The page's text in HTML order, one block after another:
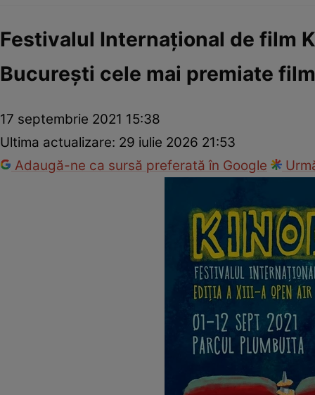
Festivalul Internaţional de film
Bucureşti cele mai premiate
17 septembrie 2021 15:38
Ultima actualizare: 29 iulie 2026 21:53
Adaugă-ne ca sursă preferată în Google